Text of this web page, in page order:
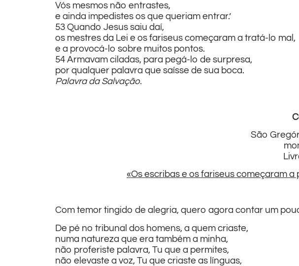
Vós mesmos não entrastes,
e ainda impedistes os que queriam entrar.’
53 Quando Jesus saiu daí,
os mestres da Lei e os fariseus começaram a tratá-lo mal,
e a provocá-lo sobre muitos pontos.
54 Armavam ciladas, para pegá-lo de surpresa,
por qualquer palavra que saísse de sua boca.
Palavra da Salvação.
São
«Os escribas e os fariseus começaram
Com temor tingido de alegria, quero agora contar um
De pé no tribunal dos homens, a quem criaste,
numa natureza que era também a minha,
não proferiste palavra, Tu que a permites,
não elevaste a voz, Tu que criaste as línguas,